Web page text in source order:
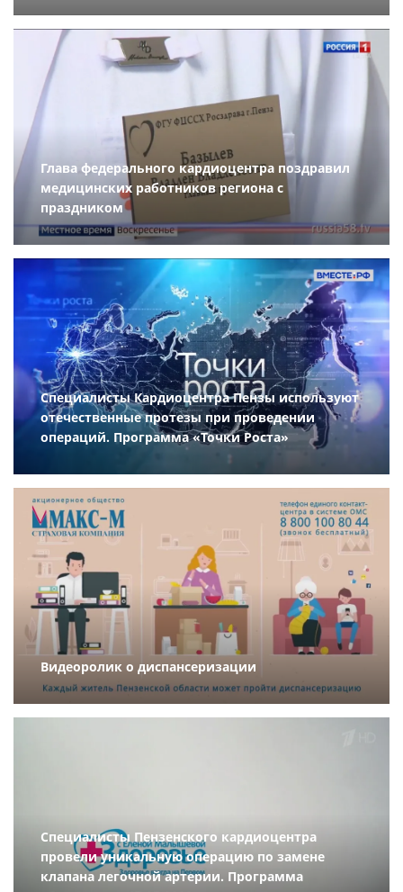
Глава федерального кардиоцентра поздравил
медицинских работников региона с
праздником
Специалисты Кардиоцентра Пензы используют
отечественные протезы при проведении
операций. Программа «Точки Роста»
Видеоролик о диспансеризации
Специалисты Пензенского кардиоцентра
провели уникальную операцию по замене
клапана легочной артерии. Программа